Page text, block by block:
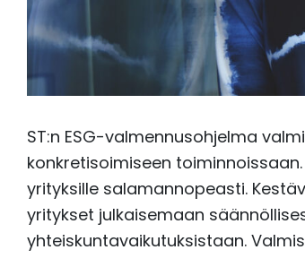
ST:n ESG-valmennusohjelma
konkretisoimiseen
yrityksille salamannopeasti.
yritykset julkaisemaan
yhteiskuntavaikutuksistaan.